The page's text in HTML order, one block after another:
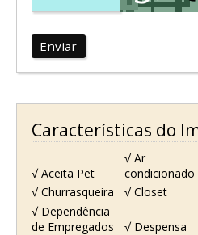
Enviar
Características do
√ Aceita Pet
√ Ar
condicionado
√ Churrasqueira
√ Closet
√ Dependência
de Empregados
√ Despensa